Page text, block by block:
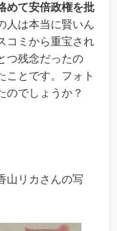
めて安倍政権を批
人は本当に賢いん
コミから重宝され
つ残念だったの
ことです。フォト
のでしょうか？
山リカさんの写